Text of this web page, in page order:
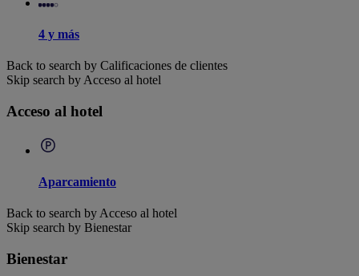
4 y más
Back to search by Calificaciones de clientes
Skip search by Acceso al hotel
Acceso al hotel
Aparcamiento
Back to search by Acceso al hotel
Skip search by Bienestar
Bienestar